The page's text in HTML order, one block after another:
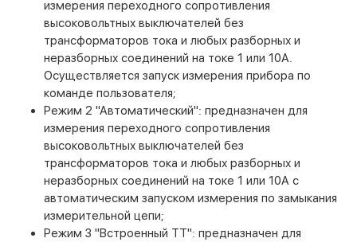
измерения переходного сопротивления
высоковольтных выключателей без
трансформаторов тока и любых разборных и
неразборных соединений на токе 1 или 10А.
Осуществляется запуск измерения прибора по
команде пользователя;
Режим 2 "Автоматический": предназначен для
измерения переходного сопротивления
высоковольтных выключателей без
трансформаторов тока и любых разборных и
неразборных соединений на токе 1 или 10А с
автоматическим запуском измерения по замыкания
измерительной цепи;
Режим 3 "Встроенный ТТ": предназначен для